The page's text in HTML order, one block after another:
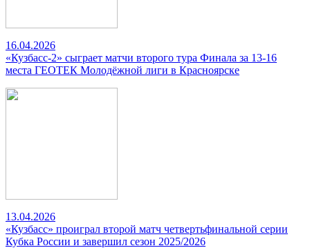
16.04.2026
«Кузбасс-2» сыграет матчи второго тура Финала за 13-16
места ГЕОТЕК Молодёжной лиги в Красноярске
13.04.2026
«Кузбасс» проиграл второй матч четвертьфинальной серии
Кубка России и завершил сезон 2025/2026